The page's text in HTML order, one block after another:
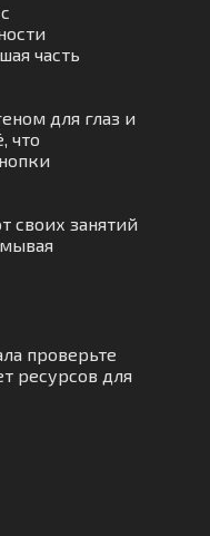
часть
для глаз и
что
своих занятий
проверьте
ресурсов для